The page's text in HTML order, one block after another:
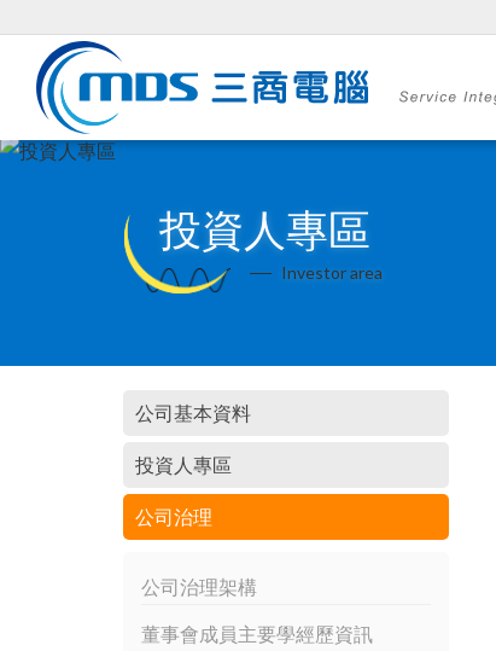
投資人專區
Investor area
公司基本資料
投資人專區
公司治理
公司治理架構
董事會成員主要學經歷資訊